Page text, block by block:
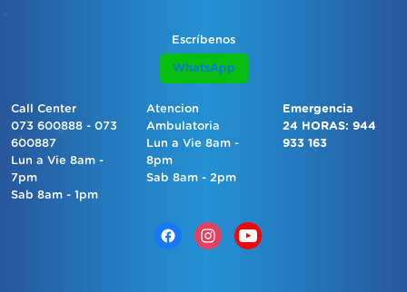
Escríbenos
WhatsApp
Call Center
073 600888 - 073
600887
Lun a Vie 8am -
7pm
Sab 8am - 1pm
Atencion
Ambulatoria
Lun a Vie 8am -
8pm
Sab 8am - 2pm
Emergencia
24 HORAS: 944
933 163